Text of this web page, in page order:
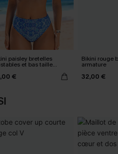
paisley bretelles
et bas taille
€
Bikini rouge
armature
32,00 €